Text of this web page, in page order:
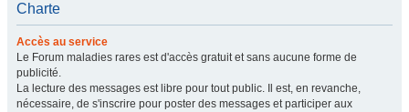
Charte
Accès au service
Le Forum maladies rares est d'accès gratuit et sans aucune forme de
publicité.
La lecture des messages est libre pour tout public. Il est, en revanche,
nécessaire, de s'inscrire pour poster des messages et participer aux